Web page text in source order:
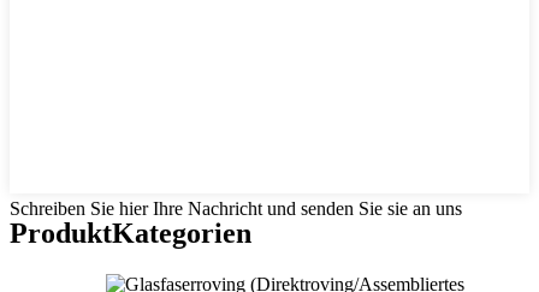
Schreiben Sie hier Ihre Nachricht und senden Sie sie an uns
ProduktKategorien